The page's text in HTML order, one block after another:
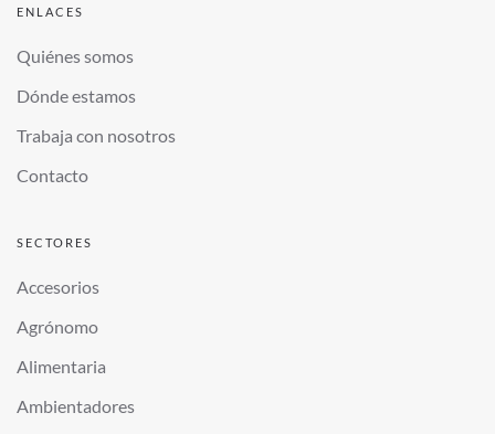
ENLACES
Quiénes somos
Dónde estamos
Trabaja con nosotros
Contacto
SECTORES
Accesorios
Agrónomo
Alimentaria
Ambientadores